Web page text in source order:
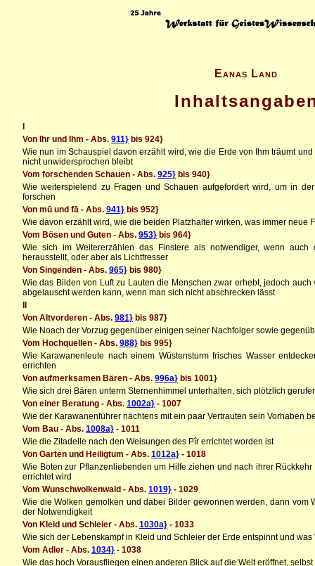
Eanas Land
Von Ihr und Ihm - Abs. 911} bis 924}
Wie nun im Schauspiel davon erzählt wird, wie die Erde von Ihm träumt
nicht unwidersprochen bleibt
Vom forschenden Schauen - Abs. 925} bis 940}
Wie weiterspielend zu Fragen und Schauen aufgefordert wird, um in
forschen
Von mū und fā - Abs. 941} bis 952}
Wie davon erzählt wird, wie die beiden Platzhalter wirken, was immer neue
Vom Bösen und Guten - Abs. 953} bis 964}
Wie sich im Weitererzählen das Finstere als notwendiger, wenn auch
herausstellt, oder aber als Lichtfresser
Von Singenden - Abs. 965} bis 980}
Wie das Bilden von Luft zu Lauten die Menschen zwar erhebt, jedoch auch
abgelauscht werden kann, wenn man sich nicht abschrecken lässt
Von Altvorderen - Abs. 981} bis 987}
Wie Noach der Vorzug gegenüber einigen seiner Nachfolger sowie
Vom Hochquellen - Abs. 988} bis 995}
Wie Karawanenleute nach einem Wüstensturm frisches Wasser
errichten
Von aufmerksamen Bären - Abs. 996a} bis 1001}
Wie sich drei Bären unterm Sternenhimmel unterhalten, sich plötzlich
Von einer Beratung - Abs. 1002a} - 1007
Wie der Karawanenführer nächtens mit ein paar Vertrauten sein Vorhaben
Vom Bau - Abs. 1008a} - 1011
Wie die Zitadelle nach den Weisungen des Pîr errichtet worden ist
Von Garten und Heiligtum - Abs. 1012a} - 1018
Wie Boten zur Pflanzenliebenden um Hilfe ziehen und nach ihrer
errichtet wird
Vom Wunschwolkenwald - Abs. 1019} - 1029
Wie die Wolken gemolken und dabei Bilder gewonnen werden, dann vom
der Notwendigkeit
Von Kleid und Schleier - Abs. 1030a} - 1033
Wie sich der Lebenskampf in Kleid und Schleier der Erde entspinnt und
Vom Adler - Abs. 1034} - 1038
Wie das hoch Vorausfliegen einen anderen Blick auf die Welt eröffnet,